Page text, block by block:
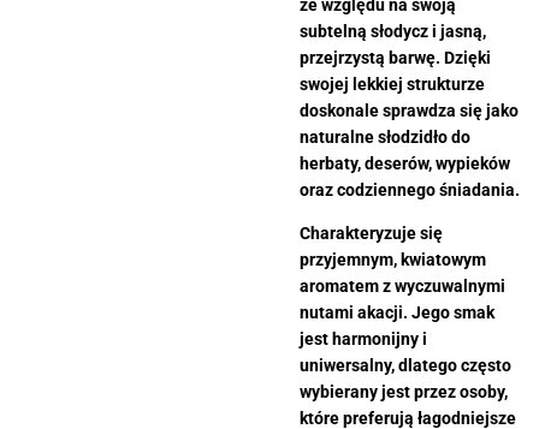
ze względu na swoją
subtelną słodycz i jasną,
przejrzystą barwę. Dzięki
swojej lekkiej strukturze
doskonale sprawdza się jako
naturalne słodzidło do
herbaty, deserów, wypieków
oraz codziennego śniadania.
Charakteryzuje się
przyjemnym, kwiatowym
aromatem z wyczuwalnymi
nutami akacji. Jego smak
jest harmonijny i
uniwersalny, dlatego często
wybierany jest przez osoby,
które preferują łagodniejsze